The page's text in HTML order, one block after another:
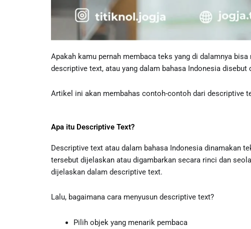
Apakah kamu pernah membaca teks yang di dalamnya
descriptive text, atau yang dalam bahasa Indonesia disebut
Artikel ini akan membahas contoh-contoh dari descriptive
Apa itu Descriptive Text?
Descriptive text atau dalam bahasa Indonesia dinamakan
tersebut dijelaskan atau digambarkan secara rinci dan
dijelaskan dalam descriptive text.
Lalu, bagaimana cara menyusun descriptive text?
Pilih objek yang menarik pembaca